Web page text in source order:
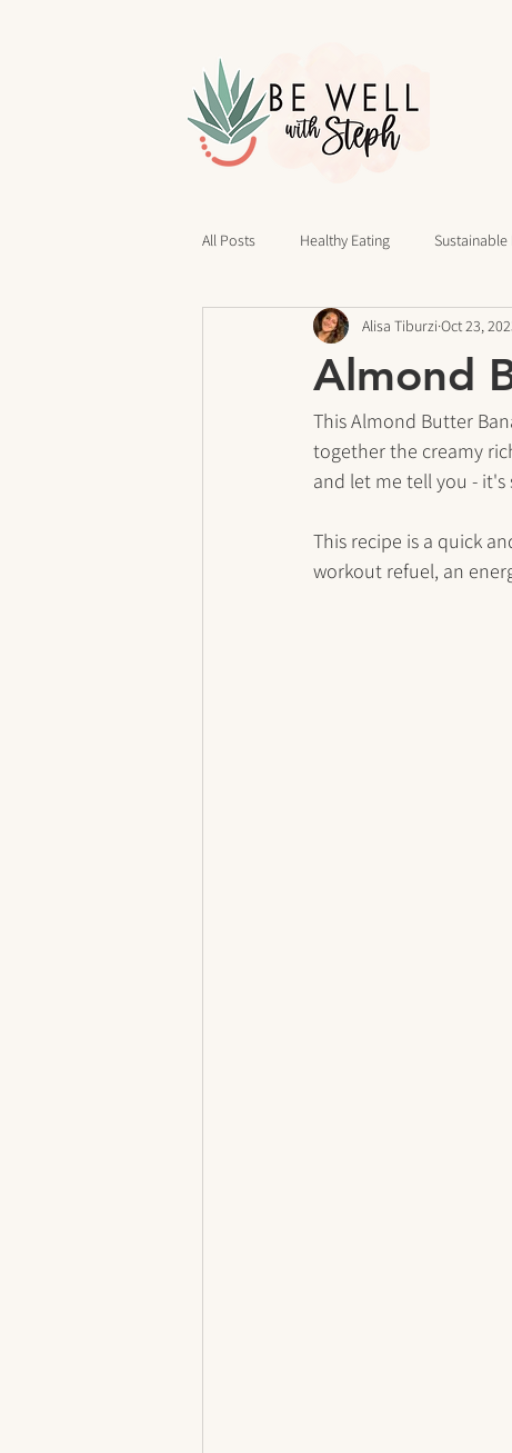
All Posts Healthy Eating Sustainable
40 Days of Writing Daily Routines
Mindset Stress
Almond
Alisa Tiburzi Oct 23,
This Almond Butter
together the creamy
and let me tell you - it's
This recipe is a quick
workout refuel, an